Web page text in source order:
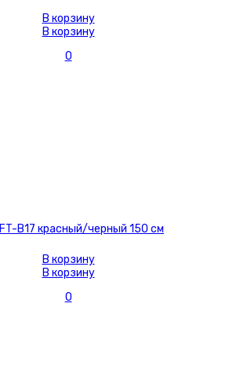
В корзину
В корзину
0
B17 красный/черный 150 см
В корзину
В корзину
0